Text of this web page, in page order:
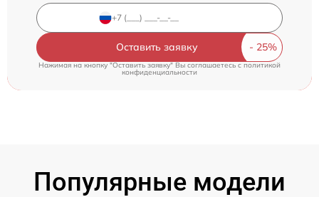
Оставить заявку
Нажимая на кнопку "Оставить заявку" Вы соглашаетесь cполитикой
конфиденциальности
Популярные модели